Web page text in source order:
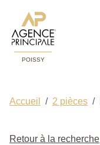
POISSY
Accueil 2 pièces
Retour à la recherche